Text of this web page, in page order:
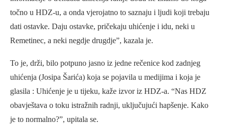
točno u HDZ-u, a onda vjerojatno to saznaju i ljudi koji trebaju
dati ostavke. Daju ostavke, pričekaju uhićenje i idu, neki u
Remetinec, a neki negdje drugdje”, kazala je.
To je, drži, bilo potpuno jasno iz jedne rečenice kod zadnjeg
uhićenja (Josipa Šarića) koja se pojavila u medijima i koja je
glasila : Uhićenje je u tijeku, kaže izvor iz HDZ-a. “Nas HDZ
obavještava o toku istražnih radnji, uključujući hapšenje. Kako
je to normalno?”, upitala se.